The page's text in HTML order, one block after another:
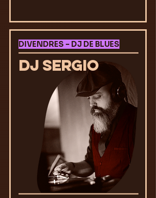
DIVENDRES – DJ DE BLUES
DJ SERGIO